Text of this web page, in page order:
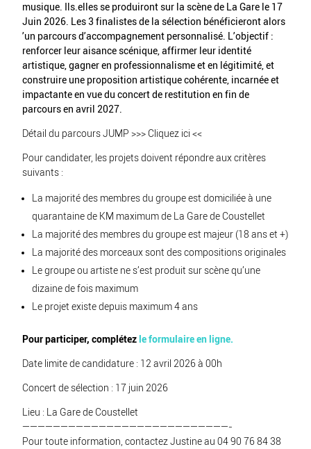
musique. Ils.elles se produiront sur la scène de La Gare le 17
Juin 2026. Les 3 finalistes de la sélection bénéficieront alors
’un parcours d’accompagnement personnalisé. L’objectif :
renforcer leur aisance scénique, affirmer leur identité
artistique, gagner en professionnalisme et en légitimité, et
construire une proposition artistique cohérente, incarnée et
impactante en vue du concert de restitution en fin de
parcours en avril 2027.
Détail du parcours JUMP >>>Cliquez ici <<
Pour candidater, les projets doivent répondre aux critères
suivants :
La majorité des membres du groupe est domiciliée à une
quarantaine de KM maximum de La Gare de Coustellet
La majorité des membres du groupe est majeur (18 ans et +)
La majorité des morceaux sont des compositions originales
Le groupe ou artiste ne s’est produit sur scène qu’une
dizaine de fois maximum
Le projet existe depuis maximum 4 ans
Pour participer, complétez le formulaire en ligne.
Date limite de candidature : 12 avril 2026 à 00h
Concert de sélection : 17 juin 2026
Lieu : La Gare de Coustellet
———————————————————————————-
Pour toute information, contactez Justine au 04 90 76 84 38